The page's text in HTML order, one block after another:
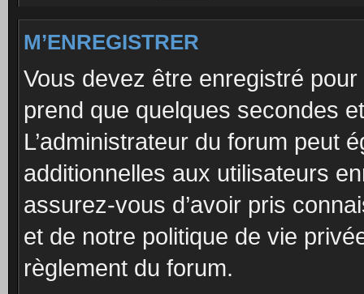
M’ENREGISTRER
Vous devez être enregistré
prend que quelques secondes
L’administrateur du forum peut
additionnelles aux utilisateurs
assurez-vous d’avoir pris
et de notre politique de vie
règlement du forum.